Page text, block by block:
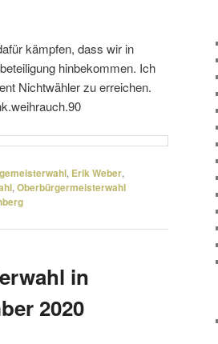
kämpfen, dass wir in
hinbe­kommen. Ich
Nichtwähler zu errei­chen.
, Erik Weber,
, Oberbürgermeisterwahl
in
2020